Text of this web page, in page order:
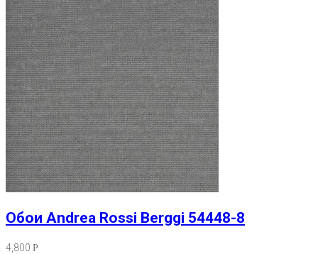
Обои Andrea Rossi Berggi 54448-8
4,800 Р